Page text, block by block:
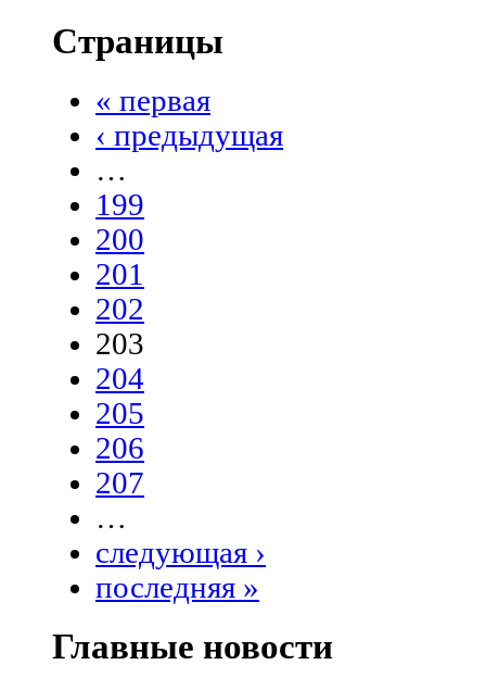
Страницы
« первая
‹ предыдущая
…
199
200
201
202
203
204
205
206
207
…
следующая ›
последняя »
Главные новости